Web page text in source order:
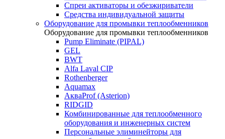
Спреи активаторы и обезжириватели
Средства индивидуальной защиты
Оборудование для промывки теплообменников
Оборудование для промывки теплообменников
Pump Eliminate (PIPAL)
GEL
BWT
Alfa Laval CIP
Rothenberger
Aquamax
АкваProf (Asterion)
RIDGID
Комбинированные для теплообменного
оборудования и инженерных систем
Персональные элиминейторы для